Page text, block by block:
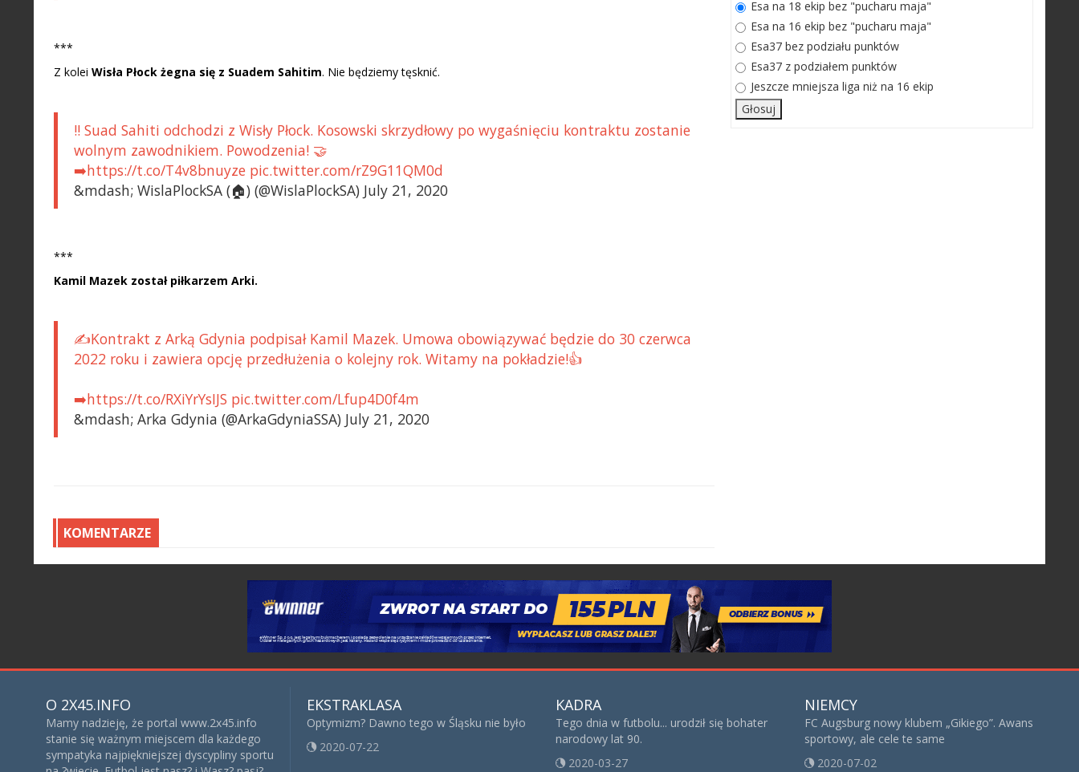
***
Z kolei Wisła Płock żegna się z Suadem Sahitim. Nie będziemy tęsknić.
‼️ Suad Sahiti odchodzi z Wisły Płock. Kosowski skrzydłowy po wygaśnięciu kontraktu zostanie
wolnym zawodnikiem. Powodzenia! 🤝
➡️https://t.co/T4v8bnuyze pic.twitter.com/rZ9G11QM0d
&mdash; WislaPlockSA (🏠) (@WislaPlockSA) July 21, 2020
***
Kamil Mazek został piłkarzem Arki.
✍️Kontrakt z Arką Gdynia podpisał Kamil Mazek. Umowa obowiązywać będzie do 30 czerwca
2022 roku i zawiera opcję przedłużenia o kolejny rok. Witamy na pokładzie!👍
➡️https://t.co/RXiYrYsIJS pic.twitter.com/Lfup4D0f4m
&mdash; Arka Gdynia (@ArkaGdyniaSSA) July 21, 2020
KOMENTARZE
Esa na 18 ekip bez "pucharu maja"
Esa na 16 ekip bez "pucharu maja"
Esa37 bez podziału punktów
Esa37 z podziałem punktów
Jeszcze mniejsza liga niż na 16 ekip
O 2X45.INFO
Mamy nadzieję, że portal www.2x45.info
stanie się ważnym miejscem dla każdego
sympatyka najpiękniejszej dyscypliny sportu
EKSTRAKLASA
Optymizm? Dawno tego w Śląsku nie było
2020-07-22
KADRA
Tego dnia w futbolu... urodził się bohater
narodowy lat 90.
2020-03-27
NIEMCY
FC Augsburg nowy klubem „Gikiego”. Awans
sportowy, ale cele te same
2020-07-02